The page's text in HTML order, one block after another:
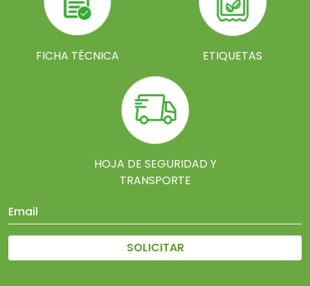
FICHA TÉCNICA ETIQUETAS
HOJA DE SEGURIDAD Y
TRANSPORTE
SOLICITAR